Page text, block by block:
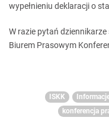
wypełnieniu deklaracji o
W razie pytań
Biurem Prasowym
ISKK
konferencja